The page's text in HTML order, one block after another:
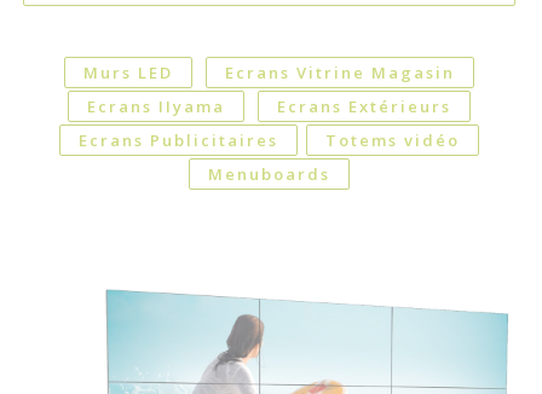
Murs LED
Ecrans Vitrine Magasin
Ecrans IIyama
Ecrans Extérieurs
Ecrans Publicitaires
Totems vidéo
Menuboards